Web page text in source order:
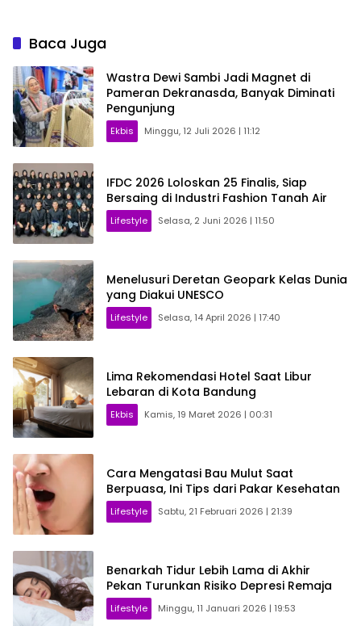
Baca Juga
Wastra Dewi Sambi Jadi Magnet di
Pameran Dekranasda, Banyak Diminati
Pengunjung
Ekbis Minggu, 12 Juli 2026 | 11:12
IFDC 2026 Loloskan 25 Finalis, Siap
Bersaing di Industri Fashion Tanah Air
Lifestyle Selasa, 2 Juni 2026 | 11:50
Menelusuri Deretan Geopark Kelas Dunia
yang Diakui UNESCO
Lifestyle Selasa, 14 April 2026 | 17:40
Lima Rekomendasi Hotel Saat Libur
Lebaran di Kota Bandung
Ekbis Kamis, 19 Maret 2026 | 00:31
Cara Mengatasi Bau Mulut Saat
Berpuasa, Ini Tips dari Pakar Kesehatan
Lifestyle Sabtu, 21 Februari 2026 | 21:39
Benarkah Tidur Lebih Lama di Akhir
Pekan Turunkan Risiko Depresi Remaja
Lifestyle Minggu, 11 Januari 2026 | 19:53